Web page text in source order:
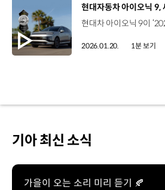
[동영상]
2026.01.20. 1분 보기
기아 최신 소식
가을이 오는 소리 미리 듣기 🍂